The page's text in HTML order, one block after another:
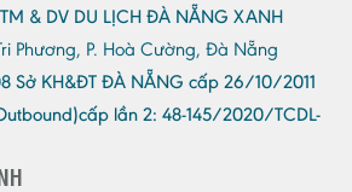
& DV DU LỊCH ĐÀ NẴNG XANH
Phương, P. Hoà Cường, Đà Nẵng
Sở KH&ĐT ĐÀ NẴNG cấp 26/10/2011
lần 2: 48-145/2020/TCDL-